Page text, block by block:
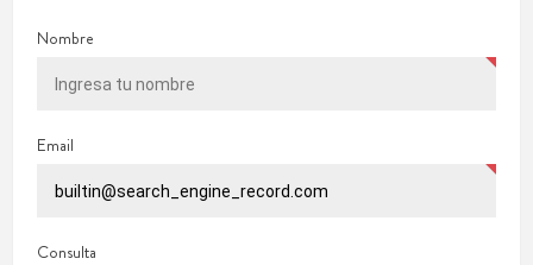
Nombre
Email
Consulta